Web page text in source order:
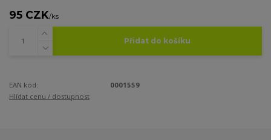
95 CZK/ks
Přidat do košíku
EAN kód:
0001559
Hlídat cenu / dostupnost